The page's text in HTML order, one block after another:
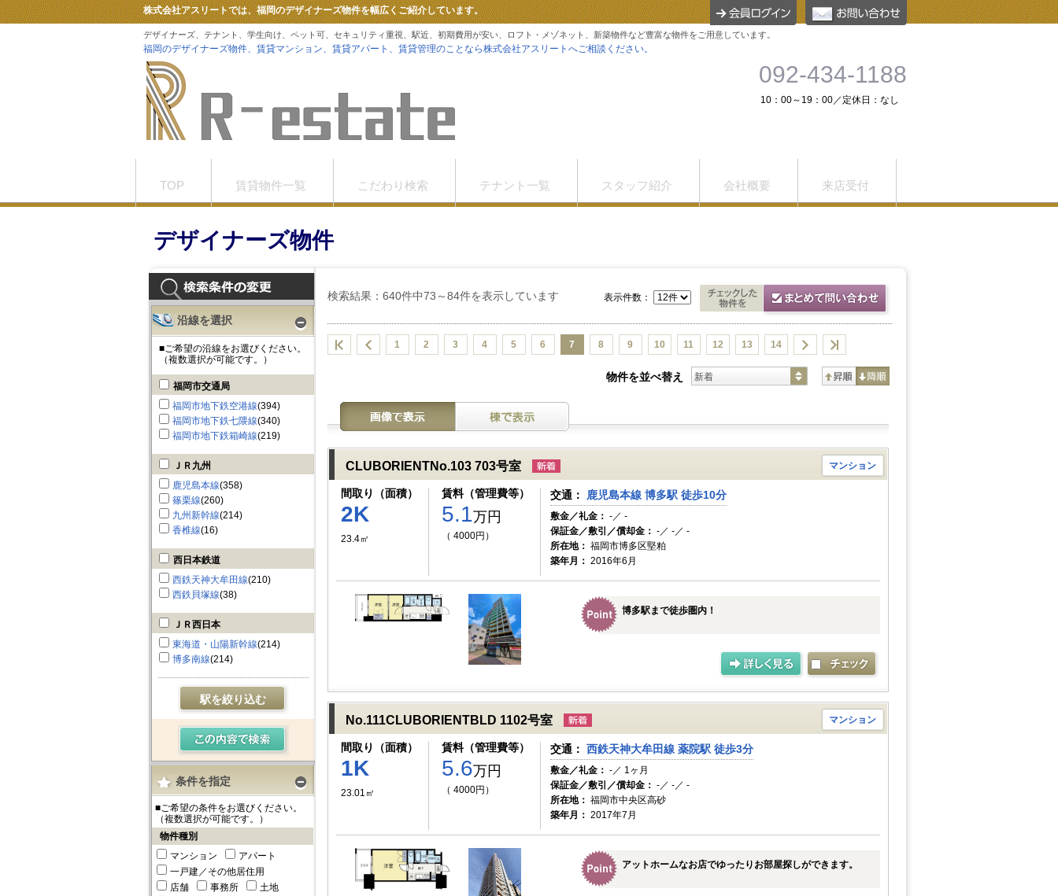
沿線を選択
■ご希望の沿線をお選びください。
（複数選択が可能です。）
福岡市交通局
福岡市地下鉄空港線(394)
福岡市地下鉄七隈線(340)
福岡市地下鉄箱崎線(219)
ＪＲ九州
鹿児島本線(358)
篠栗線(260)
九州新幹線(214)
香椎線(16)
西日本鉄道
西鉄天神大牟田線(210)
西鉄貝塚線(38)
ＪＲ西日本
東海道・山陽新幹線(214)
博多南線(214)
駅を絞り込む
条件を指定
■ご希望の条件をお選びください。
（複数選択が可能です。）
物件種別
マンション
アパート
一戸建／その他居住用
店舗
事務所
土地
株式会社アスリートでは、福岡のデザイナーズ物件を幅広くご紹介しています。
デザイナーズ、テナント、学生向け、ペット可、セキュリティ重視、駅近、初期費用が安い、ロフト・メゾネット、新築物件など豊富な物件をご用意しています。
福岡のデザイナーズ物件、賃貸マンション、賃貸アパート、賃貸管理のことなら株式会社アスリートへご相談ください。
092-434-1188
10：00～19：00／定休日：なし
TOP 賃貸物件一覧 こだわり検索 テナント一覧 スタッフ紹介 会社概要 来店受付
お問合せ Tiktok
デザイナーズ物件
検索結果：640件中73～84件を表示しています
1 2 3 4 5 6 7 8 9 10 11 12 13 14
表示件数：
物件を並べ替え 新着
CLUBORIENTNo.103 703号室 マンション
間取り（面積）
2K
23.4㎡
賃料（管理費等）
5.1万円
（ 4000円）
交通： 鹿児島本線 博多駅 徒歩10分
敷金／礼金： -／ -
保証金／敷引／償却金： -／ -／ -
所在地： 福岡市博多区堅粕
築年月： 2016年6月
博多駅まで徒歩圏内！
No.111CLUBORIENTBLD 1102号室 マンション
間取り（面積）
1K
23.01㎡
賃料（管理費等）
5.6万円
（ 4000円）
交通： 西鉄天神大牟田線 薬院駅 徒歩3分
敷金／礼金： -／ 1ヶ月
保証金／敷引／償却金： -／ -／ -
所在地： 福岡市中央区高砂
築年月： 2017年7月
アットホームなお店でゆったりお部屋探しができます。